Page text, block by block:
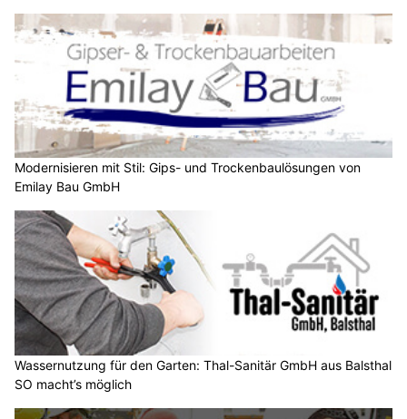
Modernisieren mit Stil: Gips- und Trockenbaulösungen von
Emilay Bau GmbH
Wassernutzung für den Garten: Thal-Sanitär GmbH aus Balsthal
SO macht’s möglich